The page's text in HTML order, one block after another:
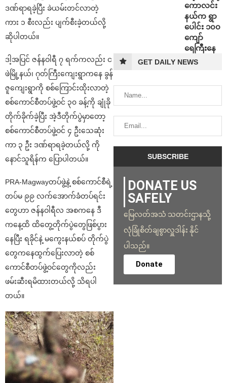
ဒဏ်ရာရခဲ့ပြီး ခဲယမ်းတင်လာတဲ့
ကား ၁ စီးလည်း ပျက်စီးခဲ့တယ်လို့
ဆိုပါတယ်။
ဒါ့အပြင် ဇန်နဝါရီ ၇ ရက်ကလည်း င
ဖဲမြို့နယ်၊ ဂုတ်ကြီးကျေးရွာကနေ ခွန်
ဇူကျေးရွာကို စစ်ကြောင်းထိုးလာတဲ့
စစ်ကောင်စီတပ်ဖွဲ့ဝင် ၃၀ ခန့်ကို ချုံခို
တိုက်ခိုက်ခဲ့ပြီး အဲ့ဒီတိုက်ပွဲမှာတော့
စစ်ကောင်စီတပ်ဖွဲ့ဝင် ၄ ဦးသေဆုံး
ကာ ၃ ဦး ဒဏ်ရာရခဲ့တယ်လို့ ကို
နောင်သူရိန်က ပြောပါတယ်။
PRA-Magwayတပ်ဖွဲ့နဲ့ စစ်ကောင်စီရဲ့
တပ်မ ၉၉ လက်အောက်ခံတပ်ရင်း
တွေဟာ ဇန်နဝါရီလ အစကနေ ဒီ
ကနေ့ထိ ထိတွေ့တိုက်ပွဲတွေဖြစ်ပွား
နေပြီး ရခိုင်နဲ့ မကွေးနယ်စပ် တိုက်ပွဲ
တွေကနေထွက်ပြေးလာတဲ့ စစ်
ကောင်စီတပ်ဖွဲ့ဝင်တွေကိုလည်း
ဖမ်းဆီးရမိထားတယ်လို့ သိရပါ
တယ်။
ကောလင်း
နယ်က ရွာ
ပေါင်း ၁၀၀
ကျော်
ရေကြီးနေ
GET DAILY NEWS
DONATE US
SAFELY
မြေလတ်အသံ သတင်းဌာနသို့
လုံခြုံစိတ်ချစွာလှူဒါန်း နိုင်
ပါသည်။
Donate